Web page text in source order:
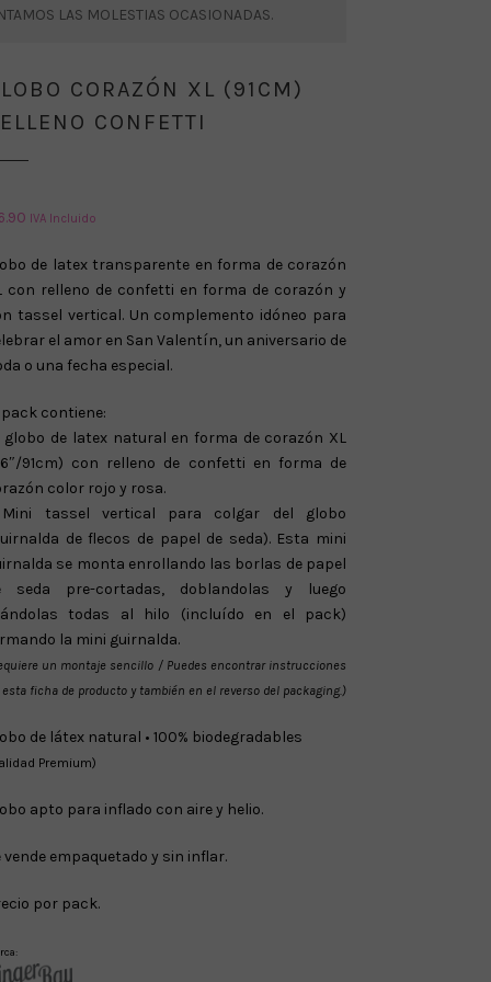
LAS MOLESTIAS OCASIONADAS.
CORAZÓN XL (91CM)
CONFETTI
IVA Incluido
de latex transparente en forma de corazón
con relleno de confetti en forma de corazón y
tassel vertical. Un complemento idóneo para
el amor en San Valentín, un aniversario de
o una fecha especial.
pack contiene:
globo de latex natural en forma de corazón XL
91cm) con relleno de confetti en forma de
color rojo y rosa.
tassel vertical para colgar del globo
de flecos de papel de seda). Esta mini
se monta enrollando las borlas de papel
seda pre-cortadas, doblandolas y luego
todas al hilo (incluído en el pack)
la mini guirnalda.
un montaje sencillo / Puedes encontrar instrucciones
ficha de producto y también en el reverso del packaging.)
de látex natural • 100% biodegradables
Premium)
apto para inflado con aire y helio.
vende empaquetado y sin inflar.
por pack.